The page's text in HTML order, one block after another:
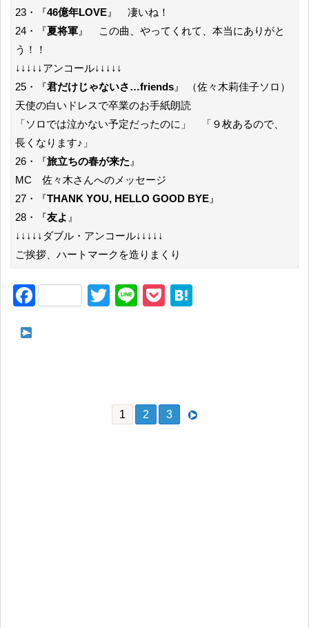
23・『46億年LOVE 』 凄いね！
24・『夏将軍 』 この曲、やってくれて、本当にありがと
う！！
↓↓↓↓↓アンコール↓↓↓↓↓
25・『君だけじゃないさ…friends 』 （佐々木莉佳子ソロ）
天使の白いドレスで卒業のお手紙朗読
「ソロでは泣かない予定だったのに」 「９枚あるので、
長くなります♪」
26・『旅立ちの春が来た 』
MC 佐々木さんへのメッセージ
27・『THANK YOU, HELLO GOOD BYE 』
28・『友よ 』
↓↓↓↓↓ダブル・アンコール↓↓↓↓↓
ご挨拶、ハートマークを造りまくり
F
T
Li
P
1 2 3